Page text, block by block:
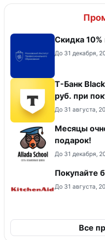
Скидка 10%
До 31 декабря,
Т-Банк
руб. при
До 31 августа,
Месяцы
подарок!
До 31 декабря,
Покупайте
До 31 августа,
Все